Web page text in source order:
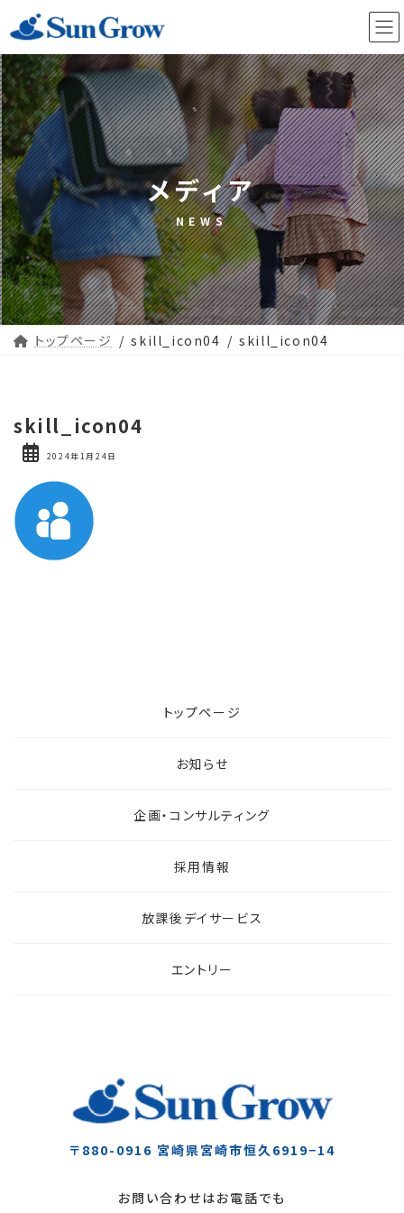
ン
ツ
へ
ス
キ
ッ
プ
ー
シ
ョ
ン
に
移
動
メディア
トップページ skill_icon04 skill_icon04
skill_icon04
2024年1月24日
トップページ
お知らせ
企画・コンサルティング
採用情報
放課後デイサービス
エントリー
〒880-0916 宮崎県宮崎市恒久6919−14
お問い合わせはお電話でも